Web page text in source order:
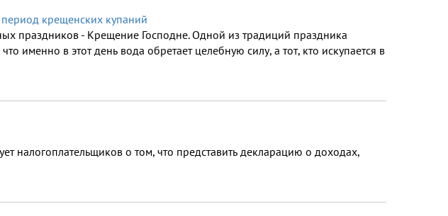
крещенских купаний
праздников - Крещение Господне. Одной из традиций праздника
именно в этот день вода обретает целебную силу, а тот, кто искупается в
о том, что представить декларацию о доходах,